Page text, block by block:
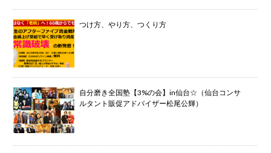
つけ方、やり方、つくり方
自分磨き全国塾【3%の会】in仙台☆（仙台コンサ
ルタント販促アドバイザー松尾公輝）